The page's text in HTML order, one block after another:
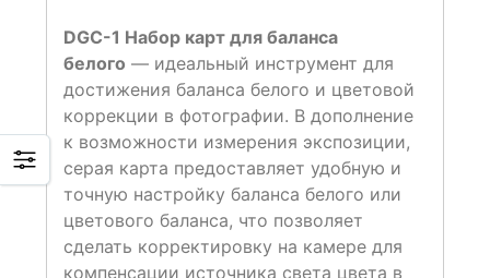
DGC-1 Набор карт для баланса
белого — идеальный инструмент для
достижения баланса белого и цветовой
коррекции в фотографии. В дополнение
к возможности измерения экспозиции,
серая карта предоставляет удобную и
точную настройку баланса белого или
цветового баланса, что позволяет
сделать корректировку на камере для
компенсации источника света цвета в